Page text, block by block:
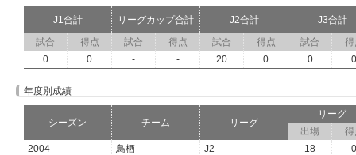
J1合計 リーグカップ合計 J2合計
J3合計
試合
得点 試合 得点 試合 得点 試合
得
0
0 - - 20 0 0 0
年度別成績
シーズン チーム リーグ
リーグ
出場
得
2004
鳥栖 J2 18
0